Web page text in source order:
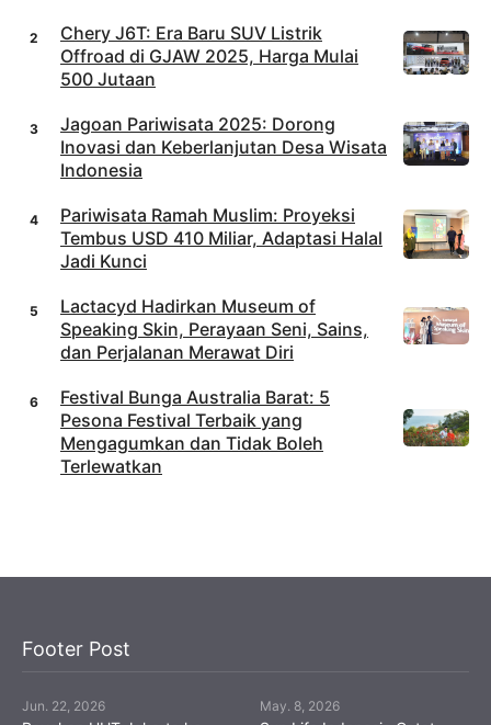
Chery J6T: Era Baru SUV Listrik
Offroad di GJAW 2025, Harga Mulai
500 Jutaan
Jagoan Pariwisata 2025: Dorong
Inovasi dan Keberlanjutan Desa Wisata
Indonesia
Pariwisata Ramah Muslim: Proyeksi
Tembus USD 410 Miliar, Adaptasi Halal
Jadi Kunci
Lactacyd Hadirkan Museum of
Speaking Skin, Perayaan Seni, Sains,
dan Perjalanan Merawat Diri
Festival Bunga Australia Barat: 5
Pesona Festival Terbaik yang
Mengagumkan dan Tidak Boleh
Terlewatkan
Footer Post
Jun. 22, 2026 May. 8, 2026